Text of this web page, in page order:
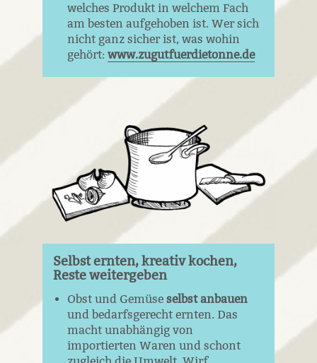
welches Produkt in welchem Fach
am besten aufgehoben ist. Wer sich
nicht ganz sicher ist, was wohin
gehört: www.zugutfuerdietonne.de
Selbst ernten, kreativ kochen,
Reste weitergeben
Obst und Gemüse selbst anbauen
und bedarfsgerecht ernten. Das
macht unabhängig von
importierten Waren und schont